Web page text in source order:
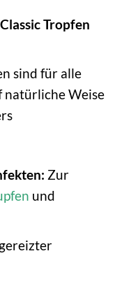
Tropfen
sind für alle
natürliche Weise
Zur
und